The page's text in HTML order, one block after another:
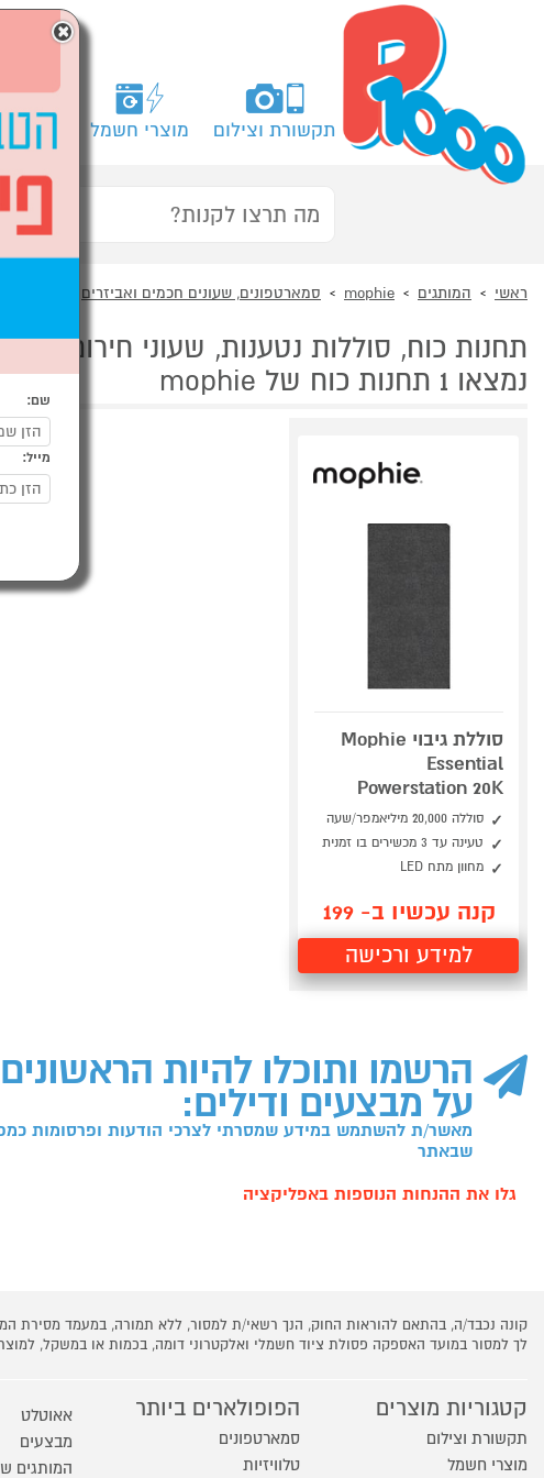
תקשורת וצילום מוצרי חשמל מחשבים
ראשי המותגים mophie סמארטפונים, שעונים חכמים ואביזרים
תחנות כוח, סוללות נטענות, שעוני חירום mophie
נמצאו 1 תחנות כוח של mophie
סוללת גיבוי Mophie
Essential
Powerstation 20K
סוללה 20,000 מיליאמפר/שעה
טעינה עד 3 מכשירים בו זמנית
מחוון מתח LED
קנה עכשיו ב- 199
למידע ורכישה
הרשמו ותוכלו להיות
על מבצעים ודילים:
מאשר/ת להשתמש במידע שמסרתי לצרכי הודעות ופרסומות
שבאתר
גלו את ההנחות הנוספות באפליקציה
קונה נכבד/ה, בהתאם להוראות החוק, הנך רשאי/ת למסור, ללא תמורה, במעמד מסירת
לך למסור במועד האספקה פסולת ציוד חשמלי ואלקטרוני דומה, בכמות או במשקל,
קטגוריות מוצרים
תקשורת וצילום
מוצרי חשמל
הפופולארים ביותר
סמארטפונים
טלוויזיות
אאוטלט
מבצעים
המותגים
×
שם:
מייל: